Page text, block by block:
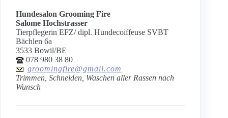
Hundesalon Grooming Fire
Salome Hochstrasser
Tierpflegerin EFZ/ dipl. Hundecoiffeuse SVBT
Bächlen 6a
3533 Bowil/BE
078 980 38 80
groomingfire@gmail.com
Trimmen, Schneiden, Waschen aller Rassen nach
Wunsch